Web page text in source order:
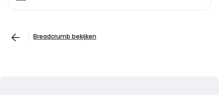
Breadcrumb bekijken